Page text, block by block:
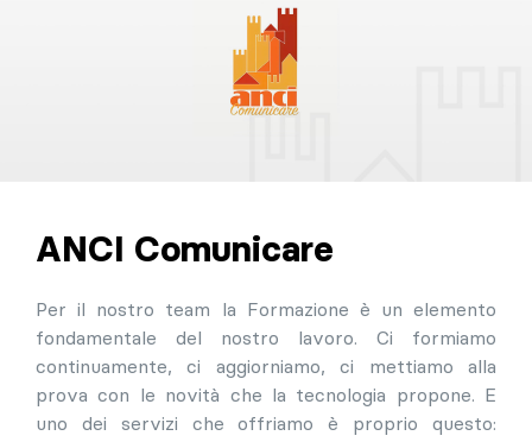
ANCI Comunicare
Per il nostro team la Formazione è un elemento
fondamentale del nostro lavoro. Ci formiamo
continuamente, ci aggiorniamo, ci mettiamo alla
prova con le novità che la tecnologia propone. E
uno dei servizi che offriamo è proprio questo: